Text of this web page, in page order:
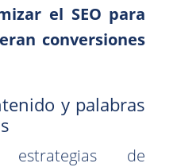
el SEO para
conversiones
y palabras
de